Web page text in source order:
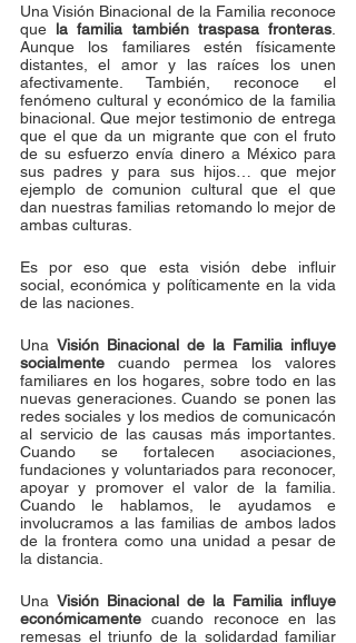
Una Visión Binacional de la Familia reconoce
que la familia también traspasa fronteras
Aunque los familiares estén físicamente
distantes, el amor y las raíces los unen
afectivamente. También, reconoce el
fenómeno cultural y económico de la familia
binacional. Que mejor testimonio de entrega
que el que da un migrante que con el fruto
de su esfuerzo envía dinero a México para
sus padres y para sus hijos… que mejor
ejemplo de comunion cultural que el que
dan nuestras familias retomando lo mejor de
ambas culturas.
Es por eso que esta visión debe influir
social, económica y políticamente en la vida
de las naciones.
Una Visión Binacional de la Familia influye
socialmente cuando permea los valores
familiares en los hogares, sobre todo en las
nuevas generaciones. Cuando se ponen las
redes sociales y los medios de comunicacón
al servicio de las causas más importantes.
Cuando se fortalecen asociaciones,
fundaciones y voluntariados para reconocer,
apoyar y promover el valor de la familia.
Cuando le hablamos, le ayudamos e
involucramos a las familias de ambos lados
de la frontera como una unidad a pesar de
la distancia.
Una Visión Binacional de la Familia influye
económicamente cuando reconoce en las
remesas el triunfo de la solidardad familiar